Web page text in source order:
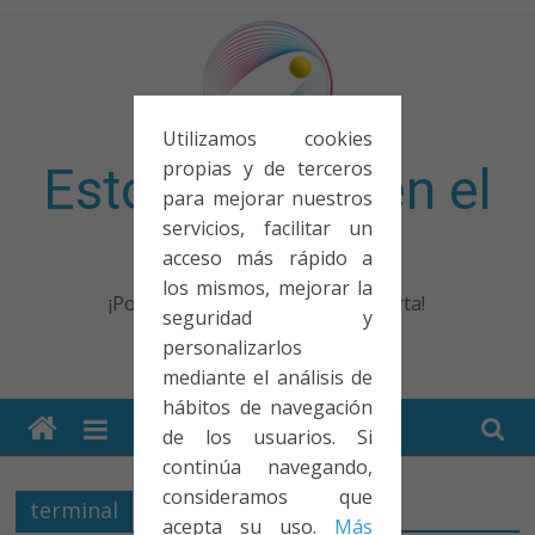
Utilizamos cookies
propias y de terceros
para mejorar nuestros
servicios, facilitar un
acceso más rápido a
los mismos, mejorar la
seguridad y
personalizarlos
mediante el análisis de
hábitos de navegación
de los usuarios. Si
continúa navegando,
consideramos que
acepta su uso. Más
Esto no entra en el
examen
¡Porque no solo el examen importa!
terminal